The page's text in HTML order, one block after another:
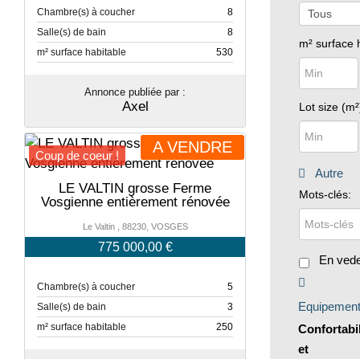
m² surface
Lot size
Autre
Mots-clés:
En
et
Chambre(s) à coucher
8
Salle(s) de bain
8
m² surface habitable
530
Annonce publiée par :
Axel
A VENDRE
Coup de coeur !
LE VALTIN grosse Ferme
Vosgienne entièrement rénovée
Le Valtin , 88230, VOSGES
775 000,00 €
Chambre(s) à coucher
5
Salle(s) de bain
3
m² surface habitable
250